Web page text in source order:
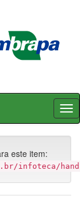
este item:
infoteca/